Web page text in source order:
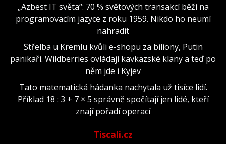
„Azbest IT světa“: 70 % světových transakcí běží na
programovacím jazyce z roku 1959. Nikdo ho neumí
nahradit
Střelba u Kremlu kvůli e-shopu za biliony, Putin
panikaří. Wildberries ovládají kavkazské klany a teď po
něm jde i Kyjev
Tato matematická hádanka nachytala už tisíce lidí.
Příklad 18 : 3 + 7 × 5 správně spočítají jen lidé, kteří
znají pořadí operací
Tiscali.cz